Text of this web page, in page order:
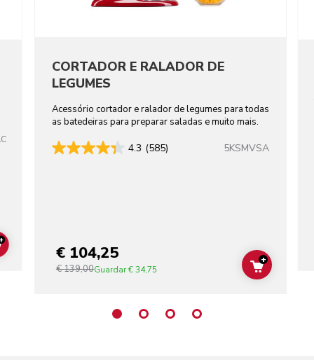
ADD TO CART
CORTADOR E RALADOR DE
LEGUMES
Acessório cortador e ralador de legumes para todas
as batedeiras para preparar saladas e muito mais.
4.3 (585) 5KSMVSA
€ 104,25
€ 139,00Guardar€ 34,75 ADD TO
+